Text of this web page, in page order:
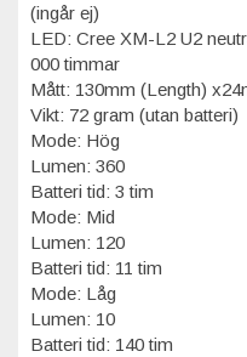
(ingår ej)
LED: Cree XM-L2 U2
000 timmar
Mått: 130mm (Length)
Vikt: 72 gram (utan batteri)
Mode: Hög
Lumen: 360
Batteri tid: 3 tim
Mode: Mid
Lumen: 120
Batteri tid: 11 tim
Mode: Låg
Lumen: 10
Batteri tid: 140 tim